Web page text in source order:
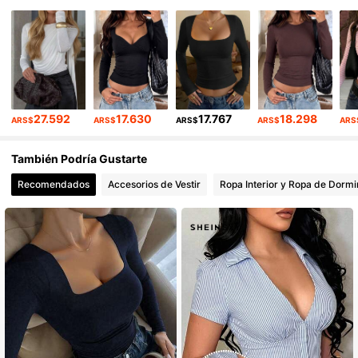
4,71 32K Seguidores
ARS$27.592 ARS$17.630 ARS$17.767 ARS$18.298
También Podría Gustarte
Recomendados Accesorios de Vestir Ropa Interior y Ropa de